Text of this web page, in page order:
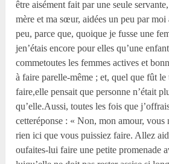
être aisément fait par une seule
mère et ma sœur, aidées un peu par moi
peu, parce que, quoique je fusse une
jen’étais encore pour elles qu’une
commetoutes les femmes actives et
à faire parelle-même ; et, quel que fût le
faire,elle pensait que personne n’était
qu’elle.Aussi, toutes les fois que
cetteréponse : « Non, mon amour, vous
rien ici que vous puissiez faire. Allez
oufaites-lui faire une petite promenade